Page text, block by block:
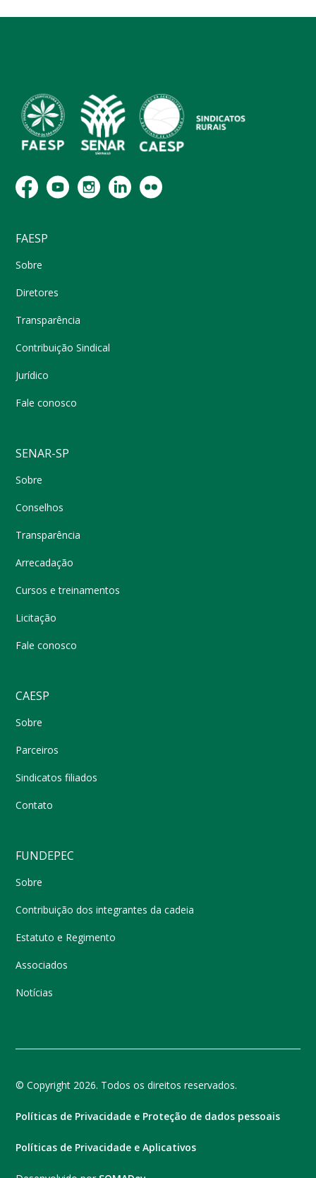
FAESP
Sobre
Diretores
Transparência
Contribuição Sindical
Jurídico
Fale conosco
SENAR-SP
Sobre
Conselhos
Transparência
Arrecadação
Cursos e treinamentos
Licitação
Fale conosco
CAESP
Sobre
Parceiros
Sindicatos filiados
Contato
FUNDEPEC
Sobre
Contribuição dos integrantes da cadeia
Estatuto e Regimento
Associados
Notícias
© Copyright 2026. Todos os direitos reservados.
Políticas de Privacidade e Proteção de dados pessoais
Políticas de Privacidade e Aplicativos